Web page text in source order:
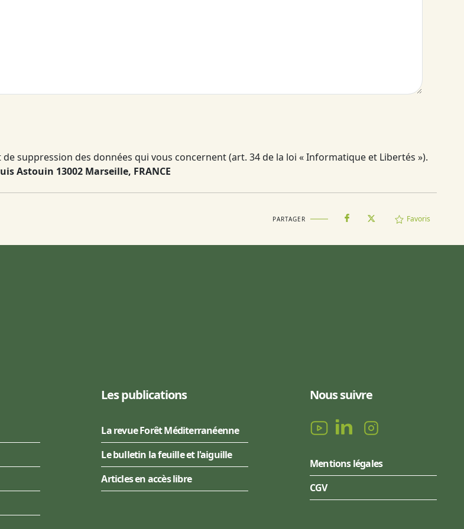
suppression des données qui vous concernent (art. 34 de la loi « Informatique et Libertés »).
Astouin 13002 Marseille, FRANCE
PARTAGER Favoris
Les publications
La revue Forêt Méditerranéenne
Le bulletin la feuille et l'aiguille
Articles en accès libre
Nous suivre
Mentions légales
CGV